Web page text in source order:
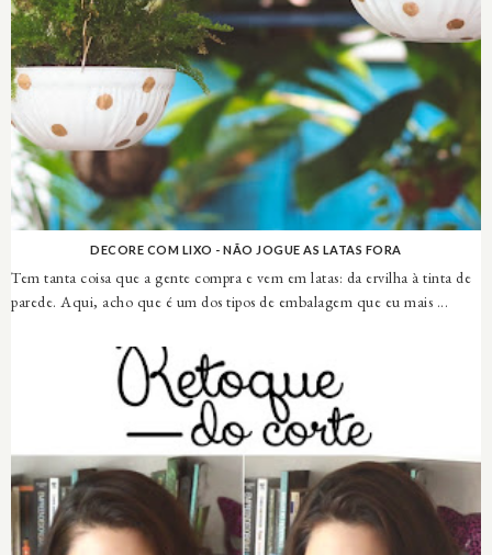
DECORE COM LIXO - NÃO JOGUE AS LATAS FORA
Tem tanta coisa que a gente compra e vem em latas: da ervilha à tinta de
parede. Aqui, acho que é um dos tipos de embalagem que eu mais ...